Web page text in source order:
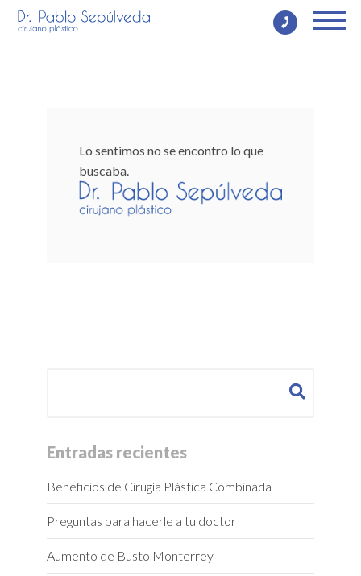
Lo sentimos no se encontro lo que
buscaba.
Entradas recientes
Beneficios de Cirugía Plástica Combinada
Preguntas para hacerle a tu doctor
Aumento de Busto Monterrey